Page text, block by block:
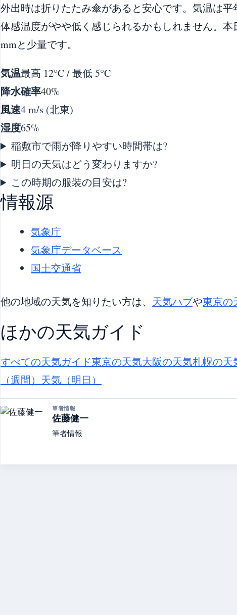
外出時は折りたたみ傘があると安心です。気温は平
体感温度がやや低く感じられるかもしれません。
mmと少量です。
気温最高 12°C / 最低 5°C
降水確率40%
風速4 m/s (北東)
湿度65%
稲敷市で雨が降りやすい時間帯は?
明日の天気はどう変わりますか?
この時期の服装の目安は?
情報源
気象庁
気象庁データベース
国土交通省
他の地域の天気を知りたい方は、 天気ハブや東京の
ほかの天気ガイド
すべての天気ガイド東京の天気大阪の天気札幌の天
（週間） 天気（明日）
筆者情報
佐藤健一
筆者情報